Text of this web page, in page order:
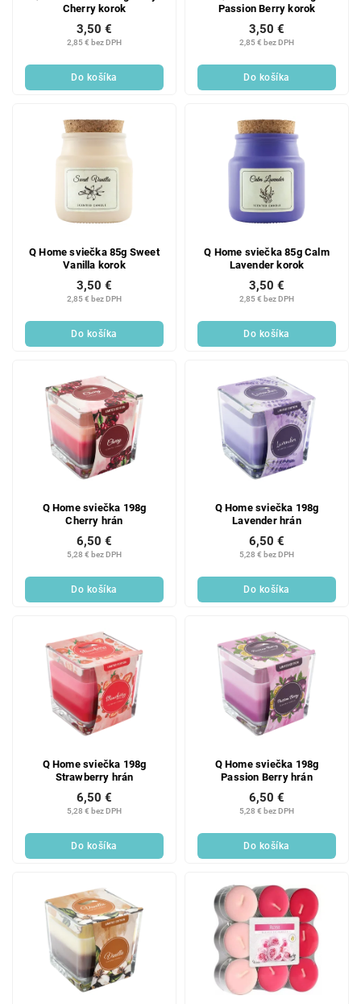
Cherry korok
2,85 € bez DPH
3,50 €
Do košíka
Passion Berry korok
2,85 € bez DPH
3,50 €
Do košíka
Q Home sviečka 85g Sweet
Vanilla korok
2,85 € bez DPH
3,50 €
Do košíka
Q Home sviečka 85g Calm
Lavender korok
2,85 € bez DPH
3,50 €
Do košíka
Q Home sviečka 198g
Cherry hrán
5,28 € bez DPH
6,50 €
Do košíka
Q Home sviečka 198g
Lavender hrán
5,28 € bez DPH
6,50 €
Do košíka
Q Home sviečka 198g
Strawberry hrán
5,28 € bez DPH
6,50 €
Do košíka
Q Home sviečka 198g
Passion Berry hrán
5,28 € bez DPH
6,50 €
Do košíka